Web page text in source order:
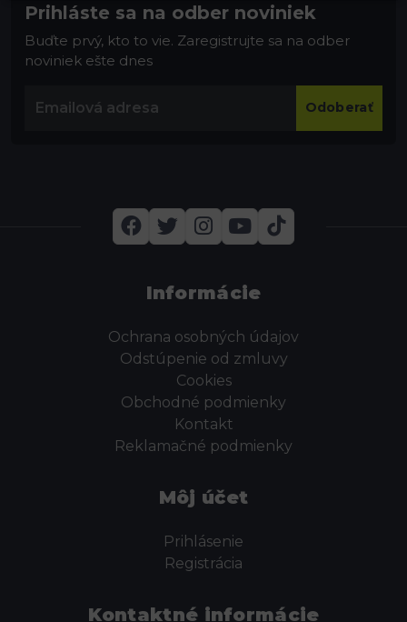
Prihláste sa na odber noviniek
Buďte prvý, kto to vie. Zaregistrujte sa na odber
noviniek ešte dnes
Odoberať
Informácie
Ochrana osobných údajov
Odstúpenie od zmluvy
Cookies
Obchodné podmienky
Kontakt
Reklamačné podmienky
Môj účet
Prihlásenie
Registrácia
Kontaktné informácie